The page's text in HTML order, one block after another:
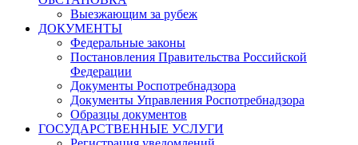
Выезжающим за рубеж
ДОКУМЕНТЫ
Федеральные законы
Постановления Правительства Российской
Федерации
Документы Роспотребнадзора
Документы Управления Роспотребнадзора
Образцы документов
ГОСУДАРСТВЕННЫЕ УСЛУГИ